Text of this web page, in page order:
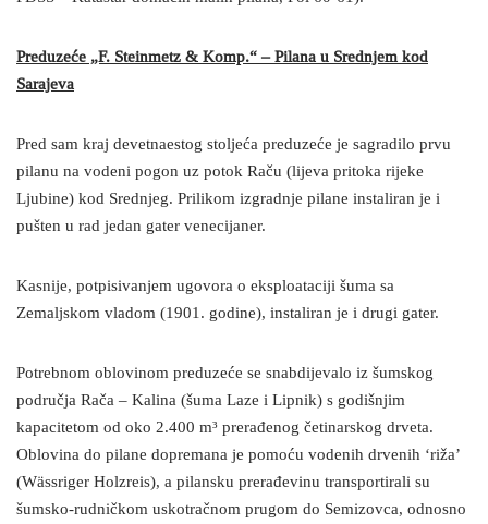
Preduzeće „F. Steinmetz & Komp.“ – Pilana u Srednjem kod
Sarajeva
Pred sam kraj devetnaestog stoljeća preduzeće je sagradilo prvu
pilanu na vodeni pogon uz potok Raču (lijeva pritoka rijeke
Ljubine) kod Srednjeg. Prilikom izgradnje pilane instaliran je i
pušten u rad jedan gater venecijaner.
Kasnije, potpisivanjem ugovora o eksploataciji šuma sa
Zemaljskom vladom (1901. godine), instaliran je i drugi gater.
Potrebnom oblovinom preduzeće se snabdijevalo iz šumskog
područja Rača – Kalina (šuma Laze i Lipnik) s godišnjim
kapacitetom od oko 2.400 m³ prerađenog četinarskog drveta.
Oblovina do pilane dopremana je pomoću vodenih drvenih ‘riža’
(Wässriger Holzreis), a pilansku prerađevinu transportirali su
šumsko-rudničkom uskotračnom prugom do Semizovca, odnosno